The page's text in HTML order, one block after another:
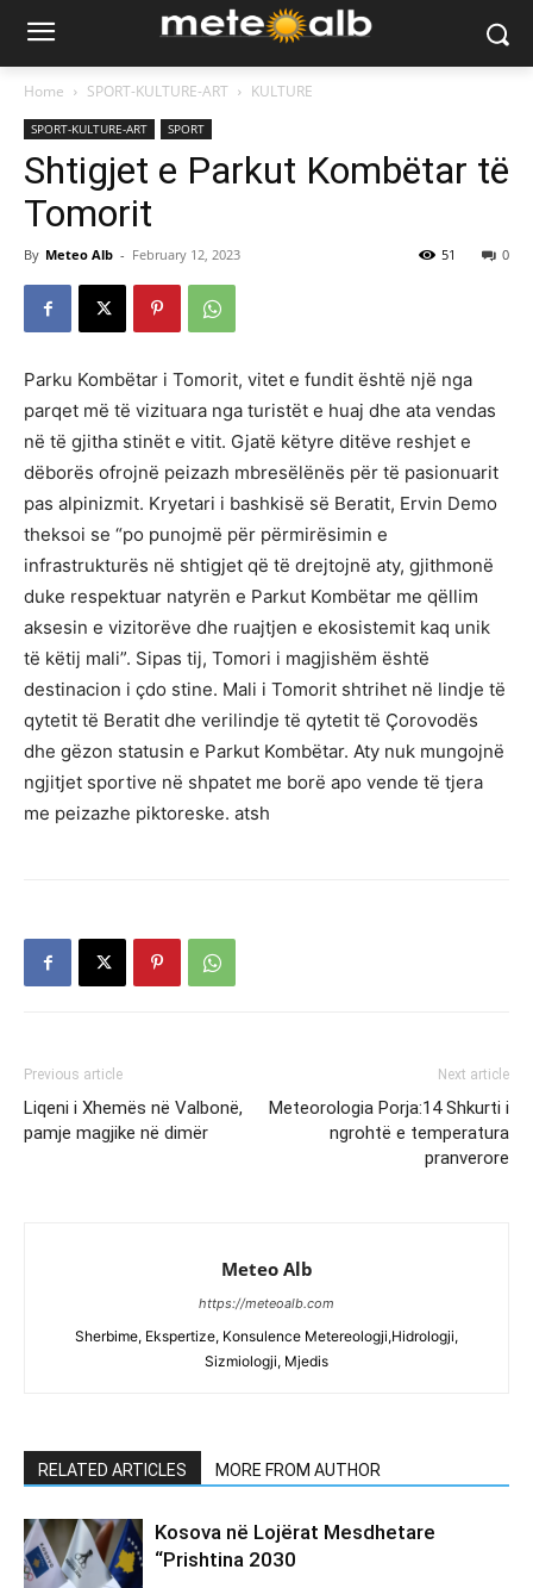
Home SPORT-KULTURE-ART KULTURE
SPORT-KULTURE-ART SPORT
Shtigjet e Parkut Kombëtar të
Tomorit
By Meteo Alb - February 12, 2023 0
51
Parku Kombëtar i Tomorit, vitet e fundit është një nga
parqet më të vizituara nga turistët e huaj dhe ata vendas
në të gjitha stinët e vitit. Gjatë këtyre ditëve reshjet e
dëborës ofrojnë peizazh mbresëlënës për të pasionuarit
pas alpinizmit. Kryetari i bashkisë së Beratit, Ervin Demo
theksoi se “po punojmë për përmirësimin e
infrastrukturës në shtigjet që të drejtojnë aty, gjithmonë
duke respektuar natyrën e Parkut Kombëtar me qëllim
aksesin e vizitorëve dhe ruajtjen e ekosistemit kaq unik
të këtij mali”. Sipas tij, Tomori i magjishëm është
destinacion i çdo stine. Mali i Tomorit shtrihet në lindje të
qytetit të Beratit dhe verilindje të qytetit të Çorovodës
dhe gëzon statusin e Parkut Kombëtar. Aty nuk mungojnë
ngjitjet sportive në shpatet me borë apo vende të tjera
me peizazhe piktoreske. atsh
Previous article
Liqeni i Xhemës në Valbonë,
pamje magjike në dimër
Next article
Meteorologia Porja:14 Shkurti i
ngrohtë e temperatura
pranverore
Meteo Alb
https://meteoalb.com
Sherbime, Ekspertize, Konsulence Metereologji,Hidrologji,
Sizmiologji, Mjedis
RELATED ARTICLES MORE FROM AUTHOR
Kosova në Lojërat Mesdhetare
“Prishtina 2030